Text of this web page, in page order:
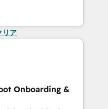
リア
Onboarding &